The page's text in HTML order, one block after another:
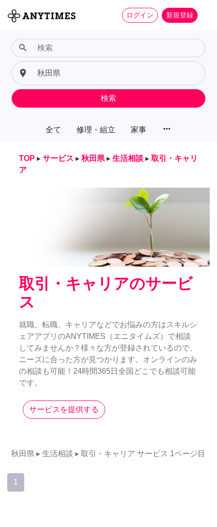
ログイン 新規登録
全て 修理・組立 家事 more_horiz
search
place
検索
TOP ▸ サービス ▸ 秋田県 ▸ 生活相談 ▸ 取引・キャリ
ア
取引・キャリアのサービ
ス
就職、転職、キャリアなどでお悩みの方はスキルシ
ェアアプリのANYTIMES（エニタイムズ）で相談
してみませんか？様々な方が登録されているので、
ニーズに合った方が見つかります。オンラインのみ
の相談も可能！24時間365日全国どこでも相談可能
です。
サービスを提供する
秋田県 ▸ 生活相談 ▸ 取引・キャリア サービス 1ページ目
1